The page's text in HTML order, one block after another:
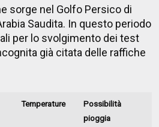
sorge nel Golfo Persico di
Saudita. In questo periodo
per lo svolgimento dei test
già citata delle raffiche
Temperature
Possibilità
pioggia